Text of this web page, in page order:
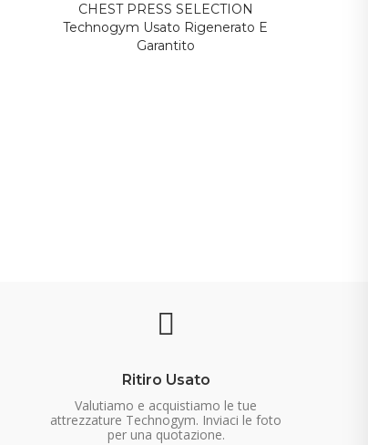
CHEST PRESS SELECTION
Technogym Usato Rigenerato E
Garantito
Ritiro Usato
Valutiamo e acquistiamo le tue
attrezzature Technogym. Inviaci le foto
per una quotazione.